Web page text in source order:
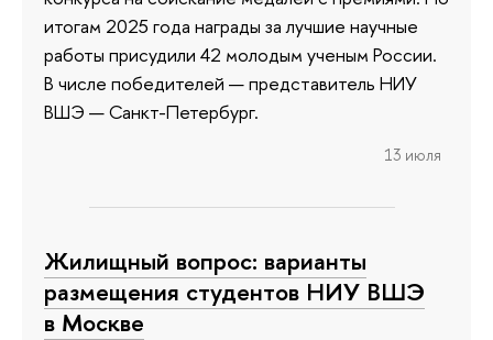
итогам 2025 года награды за лучшие научные
работы присудили 42 молодым ученым России.
В числе победителей — представитель НИУ
ВШЭ — Санкт-Петербург.
13 июля
Жилищный вопрос: варианты
размещения студентов НИУ ВШЭ
в Москве